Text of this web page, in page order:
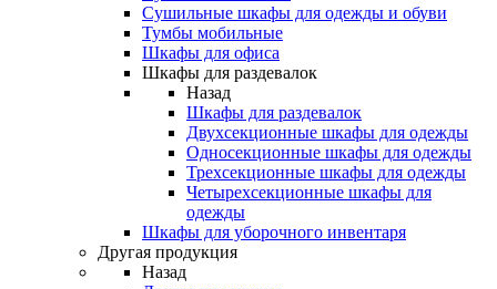
Сушильные шкафы для одежды и обуви
Тумбы мобильные
Шкафы для офиса
Шкафы для раздевалок
Назад
Шкафы для раздевалок
Двухсекционные шкафы для одежды
Односекционные шкафы для одежды
Трехсекционные шкафы для одежды
Четырехсекционные шкафы для
одежды
Шкафы для уборочного инвентаря
Другая продукция
Назад